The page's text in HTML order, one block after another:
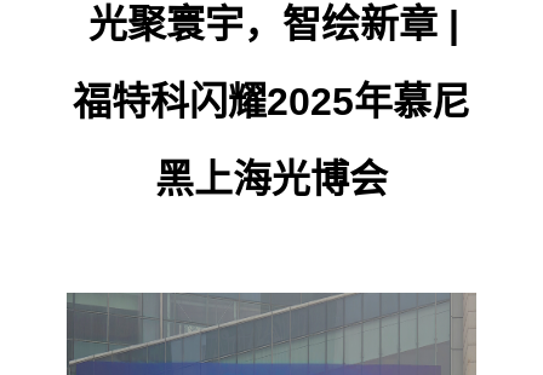
光聚寰宇，智绘新章 |
福特科闪耀2025年慕尼
黑上海光博会